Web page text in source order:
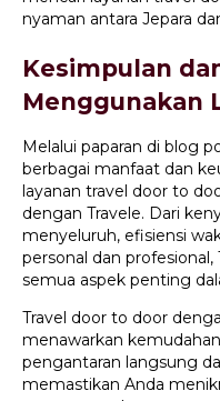
nyaman antara Jepara
Kesimpulan
Menggunakan
Melalui paparan di blog
berbagai manfaat dan
layanan travel door to
dengan Travele. Dari
menyeluruh, efisiensi
personal dan
semua aspek penting
Travel door to door
menawarkan
pengantaran langsung
memastikan Anda